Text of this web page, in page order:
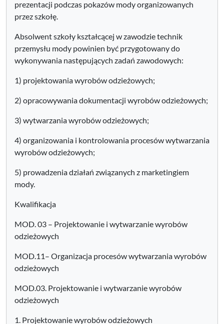
prezentacji podczas pokazów mody organizowanych
przez szkołę.
Absolwent szkoły kształcącej w zawodzie technik
przemysłu mody powinien być przygotowany do
wykonywania następujących zadań zawodowych:
1) projektowania wyrobów odzieżowych;
2) opracowywania dokumentacji wyrobów odzieżowych;
3) wytwarzania wyrobów odzieżowych;
4) organizowania i kontrolowania procesów wytwarzania
wyrobów odzieżowych;
5) prowadzenia działań związanych z marketingiem
mody.
Kwalifikacja
MOD. 03 – Projektowanie i wytwarzanie wyrobów
odzieżowych
MOD.11– Organizacja procesów wytwarzania wyrobów
odzieżowych
MOD.03. Projektowanie i wytwarzanie wyrobów
odzieżowych
1. Projektowanie wyrobów odzieżowych